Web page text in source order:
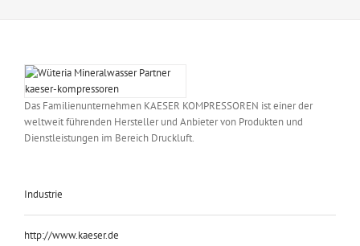
View
Larger
Image
Das Familienunternehmen KAESER KOMPRESSOREN ist einer der
weltweit führenden Hersteller und Anbieter von Produkten und
Dienstleistungen im Bereich Druckluft.
Industrie
http://www.kaeser.de